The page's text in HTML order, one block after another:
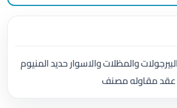
والمظلات والاسوار حديد المنيوم
مقاوله مصنف